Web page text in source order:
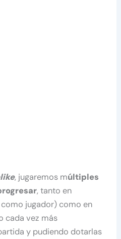
, jugaremos múltiples
, tanto en
jugador) como en
cada vez más
y pudiendo dotarlas